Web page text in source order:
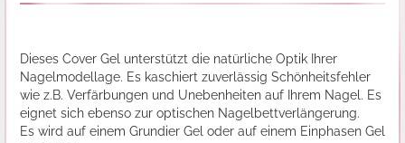
Dieses Cover Gel unterstützt die natürliche Optik Ihrer
Nagelmodellage. Es kaschiert zuverlässig Schönheitsfehler
wie z.B. Verfärbungen und Unebenheiten auf Ihrem Nagel. Es
eignet sich ebenso zur optischen Nagelbettverlängerung.
Es wird auf einem Grundier Gel oder auf einem Einphasen Gel